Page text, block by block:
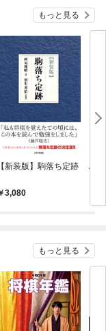
もっと見る
【新装版】駒落ち定跡
3,080
AI
もっと見る